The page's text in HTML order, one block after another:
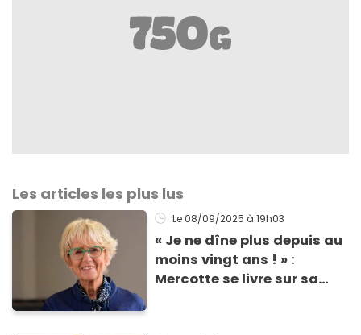
Les articles les plus lus
Le 08/09/2025 à 19h03
« Je ne dîne plus depuis au
moins vingt ans ! » :
Mercotte se livre sur sa